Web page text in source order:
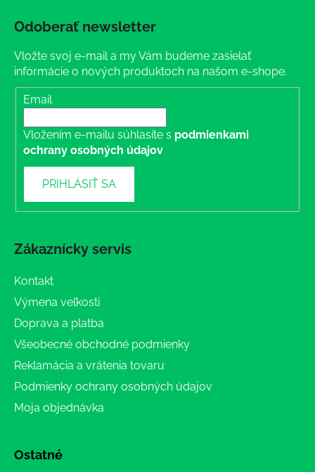
Odoberať newsletter
Vložte svoj e-mail a my Vám budeme zasielať
informácie o nových produktoch na našom e-shope.
Email
Vložením e-mailu súhlasíte s podmienkami
ochrany osobných údajov
PRIHLÁSIŤ SA
Zákaznícky servis
Kontakt
Výmena veľkosti
Doprava a platba
Všeobecné obchodné podmienky
Reklamácia a vrátenia tovaru
Podmienky ochrany osobných údajov
Moja objednávka
Ostatné